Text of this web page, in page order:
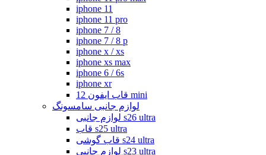
iphone 11
iphone 11 pro
iphone 7 / 8
iphone 7 / 8 p
iphone x / xs
iphone xs max
iphone 6 / 6s
iphone xr
قاب ایفون 12 mini
لوازم جانبی سامسونگ
لوازم جانبی s26 ultra
قاب s25 ultra
قاب گوشی s24 ultra
لوازم جانبی s23 ultra